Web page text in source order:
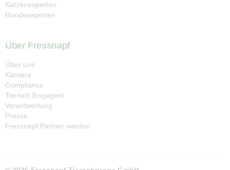
Katzenexperten
Hundeexperten
Über Fressnapf
Über uns
Karriere
Compliance
Tierisch Engagiert
Verantwortung
Presse
Fressnapf Partner werden